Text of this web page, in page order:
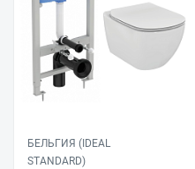
БЕЛЬГИЯ (IDEAL
STANDARD)